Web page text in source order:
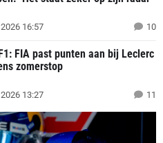
16:57 10
FIA past punten aan bij Leclerc
zomerstop
13:27 11